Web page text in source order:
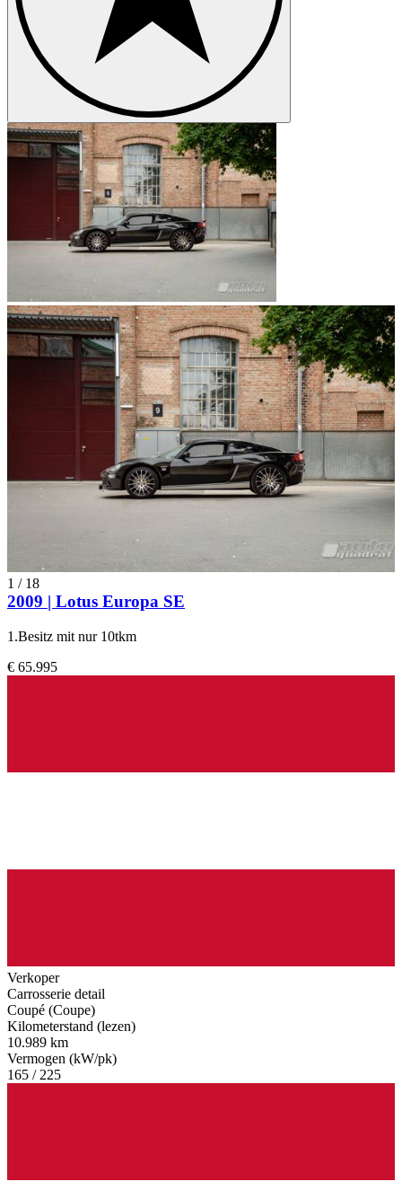
1 / 18
2009 | Lotus Europa SE
1.Besitz mit nur 10tkm
€ 65.995
Verkoper
Carrosserie detail
Coupé (Coupe)
Kilometerstand (lezen)
10.989 km
Vermogen (kW/pk)
165 / 225